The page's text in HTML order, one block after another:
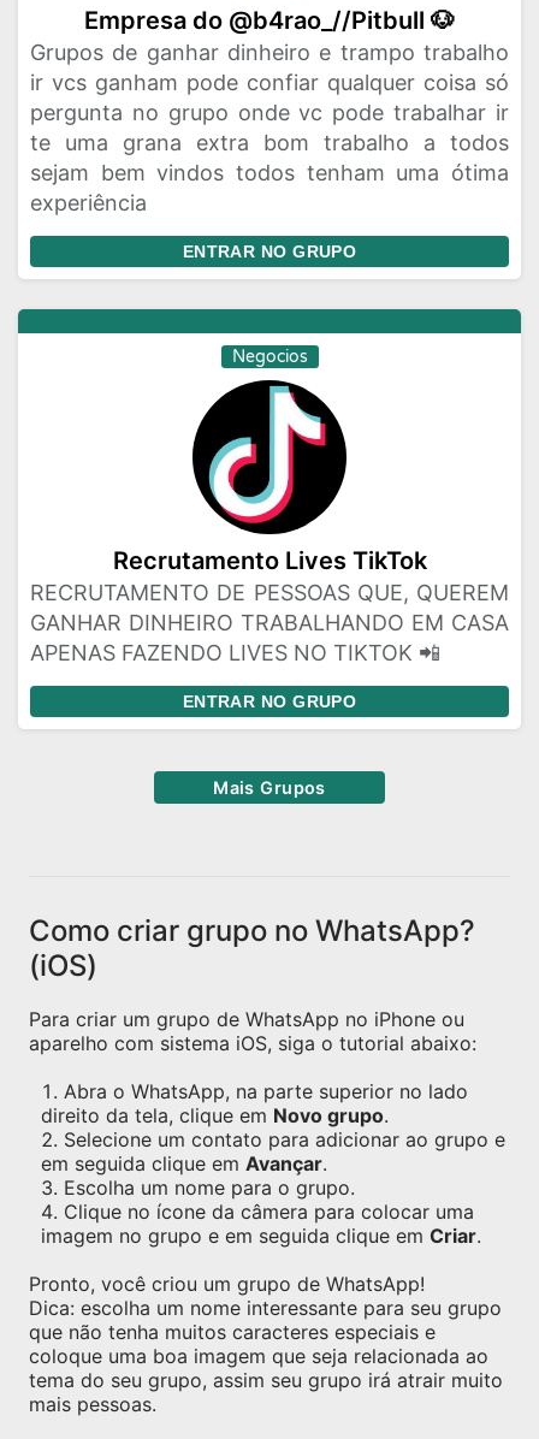
Empresa do @b4rao_//Pitbull 🐶
Grupos de ganhar dinheiro e trampo trabalho
ir vcs ganham pode confiar qualquer coisa só
pergunta no grupo onde vc pode trabalhar ir
te uma grana extra bom trabalho a todos
sejam bem vindos todos tenham uma ótima
experiência
ENTRAR NO GRUPO
Negocios
Recrutamento Lives TikTok
RECRUTAMENTO DE PESSOAS QUE, QUEREM
GANHAR DINHEIRO TRABALHANDO EM CASA
APENAS FAZENDO LIVES NO TIKTOK 📲
ENTRAR NO GRUPO
Mais Grupos
Como criar grupo no WhatsApp?
(iOS)
Para criar um grupo de WhatsApp no iPhone ou
aparelho com sistema iOS, siga o tutorial abaixo:
Abra o WhatsApp, na parte superior no lado
direito da tela, clique em Novo grupo.
Selecione um contato para adicionar ao grupo e
em seguida clique em Avançar.
Escolha um nome para o grupo.
Clique no ícone da câmera para colocar uma
imagem no grupo e em seguida clique em Criar.
Pronto, você criou um grupo de WhatsApp!
Dica: escolha um nome interessante para seu grupo
que não tenha muitos caracteres especiais e
coloque uma boa imagem que seja relacionada ao
tema do seu grupo, assim seu grupo irá atrair muito
mais pessoas.